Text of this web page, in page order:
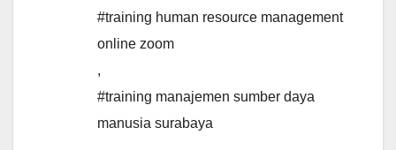
#training human resource management
online zoom
,
#training manajemen sumber daya
manusia surabaya